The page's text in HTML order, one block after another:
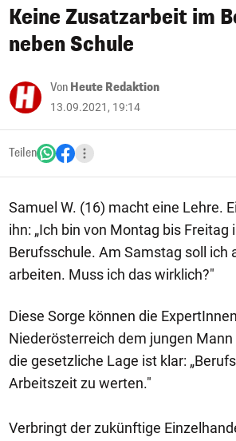
Keine Zusatzarbeit im
neben Schule
Von Heute Redaktion
13.09.2021, 19:14
Teilen
Samuel W. (16) macht eine Lehre.
ihn: „Ich bin von Montag bis Freitag
Berufsschule. Am Samstag soll ich
arbeiten. Muss ich das wirklich?"
Diese Sorge können die
Niederösterreich dem jungen
die gesetzliche Lage ist klar:
Arbeitszeit zu werten."
Verbringt der zukünftige